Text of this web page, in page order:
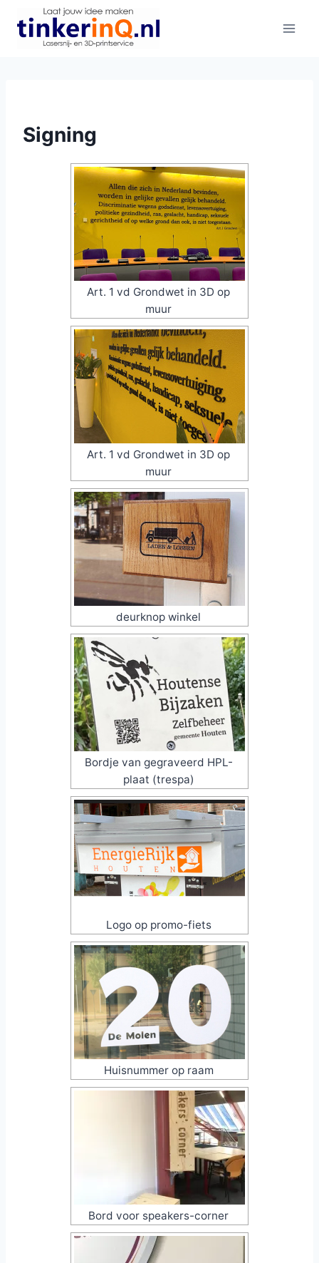
Doorgaan
naar
Signing
Art. 1 vd Grondwet in 3D op
muur
Art. 1 vd Grondwet in 3D op
muur
deurknop winkel
Bordje van gegraveerd HPL-
plaat (trespa)
Logo op promo-fiets
Huisnummer op raam
Bord voor speakers-corner